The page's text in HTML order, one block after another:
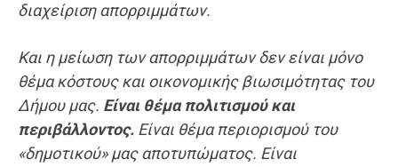
διαχείριση απορριμμάτων.
Και η μείωση των απορριμμάτων δεν είναι μόνο
θέμα κόστους και οικονομικής βιωσιμότητας του
Δήμου μας. Είναι θέμα πολιτισμού και
περιβάλλοντος. Είναι θέμα περιορισμού του
«δημοτικού» μας αποτυπώματος. Είναι